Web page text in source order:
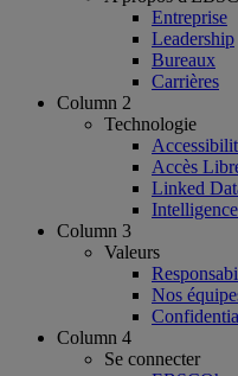
Entreprise
Leadership
Bureaux
Carrières
Column 2
Technologie
Accès
Linked
Column 3
Valeurs
Nos
Column 4
Se connecter